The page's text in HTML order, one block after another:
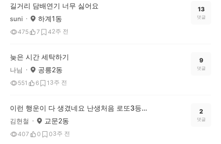
길거리 담배연기 너무 싫어요
suni 하계1동
475 7 42주 전
13
댓글
늦은 시간 세탁하기
나님 공릉2동
551 6 1 3주 전
9
댓글
이런 행운이 다 생겼네요 난생처음 로또3등에 당첨되서 알드리네요,,,
김현철 교문2동
407 0 03주 전
2
댓글